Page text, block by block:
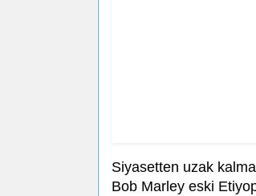
Siyasetten uzak
Bob Marley eski